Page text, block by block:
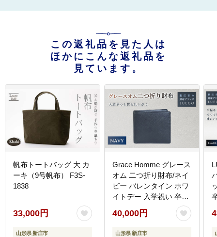
この返礼品を見た人は
ほかにこんな返礼品を
見ています。
帆布トートバッグ 大 カ
ーキ（9号帆布） F3S-
1838
33,000円
山形県 新庄市
Grace Homme グレース
オム 二つ折り財布/ネイ
ビー バレンタイン ホワ
イトデー 入学祝い 卒業
祝い 贈り物 ギフト 誕生
日 プレゼント 母の日 父
の日 山形県 新庄市
40,000円
山形県 新庄市